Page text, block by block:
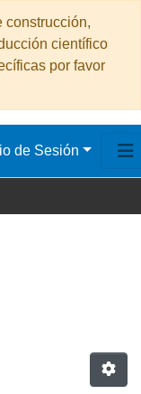
construcción,
científico
por favor
de Sesión